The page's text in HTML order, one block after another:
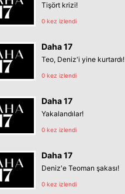
Tişört krizi!
0 kez izlendi
Daha 17
Teo, Deniz'i yine kurtardı!
0 kez izlendi
Daha 17
Yakalandılar!
0 kez izlendi
Daha 17
Deniz'e Teoman şakası!
0 kez izlendi